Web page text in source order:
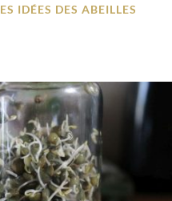
IDÉES DES ABEILLES